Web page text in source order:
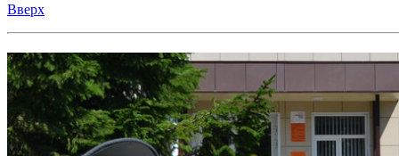
Вверх